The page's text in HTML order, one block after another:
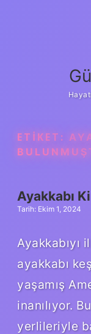
ETIKET:
Ayakkabı
Tarih: Ekim 1, 2024
Ayakkabıyı
ayakkabı
yaşamış
inanılıyor.
yerlileriyle